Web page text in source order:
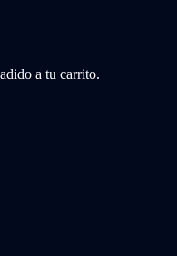
a tu carrito.